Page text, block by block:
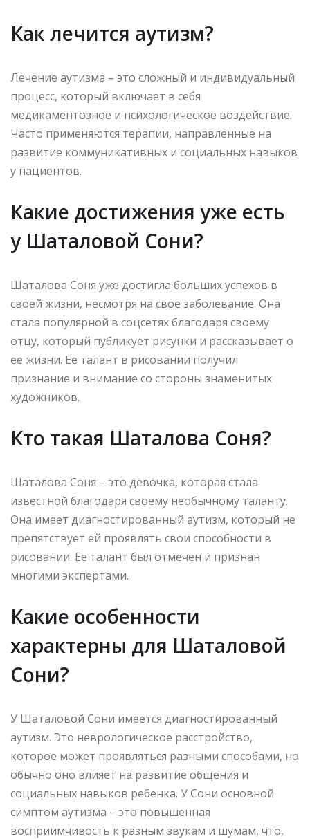
Как лечится аутизм?
Лечение аутизма – это сложный и индивидуальный
процесс, который включает в себя
медикаментозное и психологическое воздействие.
Часто применяются терапии, направленные на
развитие коммуникативных и социальных навыков
у пациентов.
Какие достижения уже есть
у Шаталовой Сони?
Шаталова Соня уже достигла больших успехов в
своей жизни, несмотря на свое заболевание. Она
стала популярной в соцсетях благодаря своему
отцу, который публикует рисунки и рассказывает о
ее жизни. Ее талант в рисовании получил
признание и внимание со стороны знаменитых
художников.
Кто такая Шаталова Соня?
Шаталова Соня – это девочка, которая стала
известной благодаря своему необычному таланту.
Она имеет диагностированный аутизм, который не
препятствует ей проявлять свои способности в
рисовании. Ее талант был отмечен и признан
многими экспертами.
Какие особенности
характерны для Шаталовой
Сони?
У Шаталовой Сони имеется диагностированный
аутизм. Это неврологическое расстройство,
которое может проявляться разными способами, но
обычно оно влияет на развитие общения и
социальных навыков ребенка. У Сони основной
симптом аутизма – это повышенная
восприимчивость к разным звукам и шумам, что,